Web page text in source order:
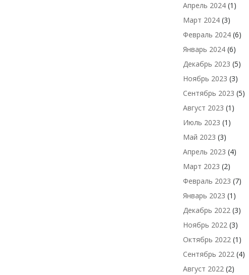
Апрель 2024 (1)
Март 2024 (3)
Февраль 2024 (6)
Январь 2024 (6)
Декабрь 2023 (5)
Ноябрь 2023 (3)
Сентябрь 2023 (5)
Август 2023 (1)
Июль 2023 (1)
Май 2023 (3)
Апрель 2023 (4)
Март 2023 (2)
Февраль 2023 (7)
Январь 2023 (1)
Декабрь 2022 (3)
Ноябрь 2022 (3)
Октябрь 2022 (1)
Сентябрь 2022 (4)
Август 2022 (2)